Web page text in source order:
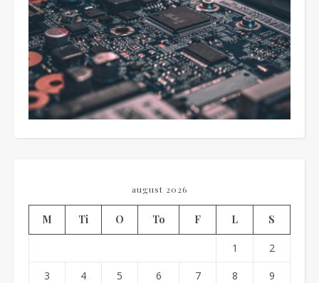
august 2026
M Ti O To F L S
1 2
3 4 5 6 7 8 9